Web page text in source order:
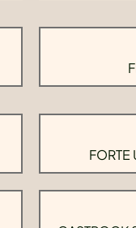
FORTE